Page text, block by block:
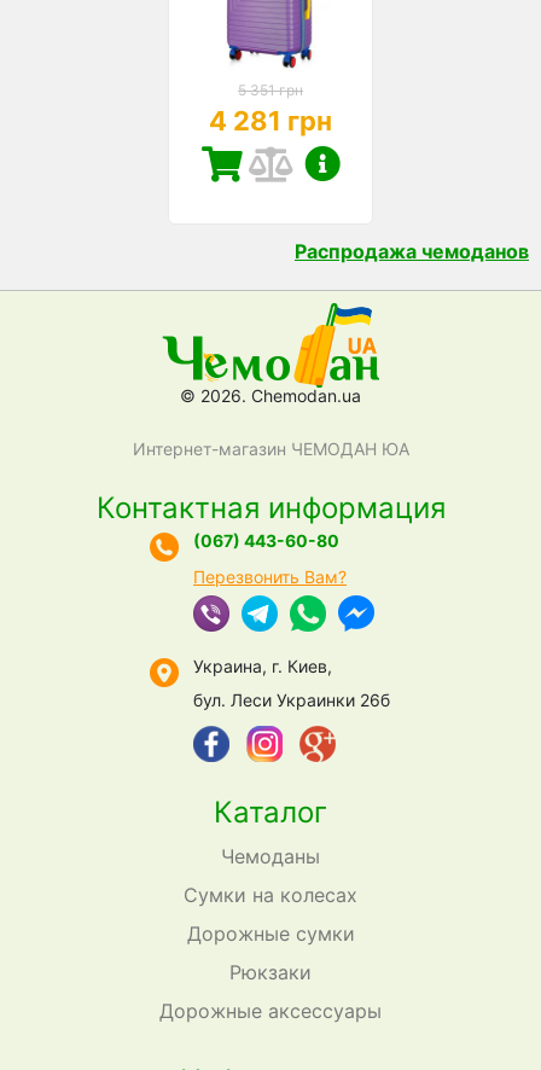
5 351 грн
4 281 грн
Распродажа чемоданов
© 2026. Chemodan.ua
Интернет-магазин ЧЕМОДАН ЮА
Каталог
Чемоданы
Сумки на колесах
Дорожные сумки
Рюкзаки
Дорожные аксессуары
Контактная информация
(067) 443-60-80
Перезвонить Вам?
Украина, г. Киев,
бул. Леси Украинки 26б